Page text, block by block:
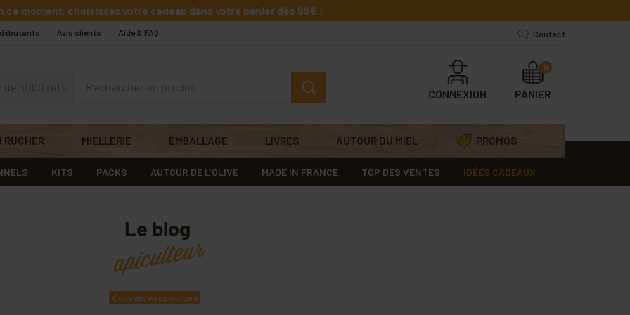
ce moment, choisissez votre cadeau dans votre panier dès 99€ !
débutants Avis clients Aide & FAQ Contact
de 4000 réfs
CONNEXION PANIER
0
RUCHER MIELLERIE EMBALLAGE LIVRES AUTOUR DU MIEL PROMOS
KITS PACKS AUTOUR DE L’OLIVE MADE IN FRANCE TOP DES VENTES IDÉES CADEAUX
Le blog
apiculteur
Conseils en apiculture